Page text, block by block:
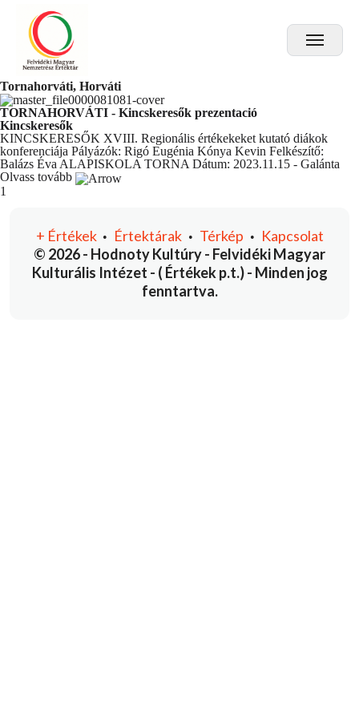
Tornahorváti, Horváti
TORNAHORVÁTI - Kincskeresők prezentació
Kincskeresők
KINCSKERESŐK XVIII. Regionális értékekeket kutató diákok
konferenciája Pályázók: Rigó Eugénia Kónya Kevin Felkészítő:
Balázs Éva ALAPISKOLA TORNA Dátum: 2023.11.15 - Galánta
Olvass tovább
You're currently reading page
1
© 2026 - Hodnoty Kultúry - Felvidéki Magyar
Kulturális Intézet - ( Értékek p.t.) - Minden jog
fenntartva.
+ Értékek • Értektárak• Térkép • Kapcsolat